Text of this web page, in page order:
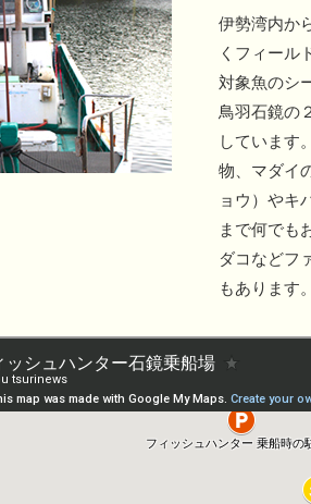
伊勢湾内か
くフィール
対象魚のシ
鳥羽石鏡の
しています
物、マダイ
ョウ）やキ
まで何でも
ダコなどフ
もあります。